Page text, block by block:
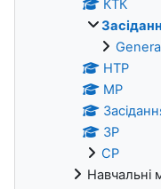
КТК
НТР
МР
ЗР
СР
Навчальні